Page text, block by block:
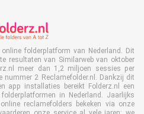
folderplatform van Nederland. Dit
resultaten van Similarweb van oktober
meer dan 1,2 miljoen sessies per
2 Reclamefolder.nl. Dankzij dit
app installaties bereikt Folderz.nl een
in Nederland. Jaarlijks
reclamefolders bekeken via onze